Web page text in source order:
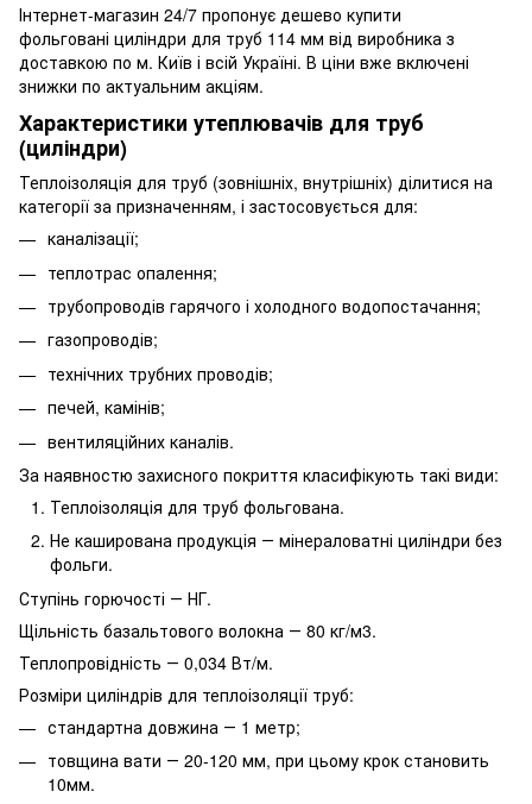
Інтернет-магазин 24/7 пропонує дешево купити
фольговані циліндри для труб 114 мм від виробника з
доставкою по м. Київ і всій Україні. В ціни вже включені
знижки по актуальним акціям.
Характеристики утеплювачів для труб
(циліндри)
Теплоізоляція для труб (зовнішніх, внутрішніх) ділитися на
категорії за призначенням, і застосовується для:
каналізації;
теплотрас опалення;
трубопроводів гарячого і холодного водопостачання;
газопроводів;
технічних трубних проводів;
печей, камінів;
вентиляційних каналів.
За наявностю захисного покриття класифікують такі види:
Теплоізоляція для труб фольгована.
Не каширована продукція ― мінераловатні циліндри без
фольги.
Ступінь горючості ― НГ.
Щільність базальтового волокна ― 80 кг/м3.
Теплопровідність ― 0,034 Вт/м.
Розміри циліндрів для теплоізоляції труб:
стандартна довжина ― 1 метр;
товщина вати ― 20-120 мм, при цьому крок становить
10мм.